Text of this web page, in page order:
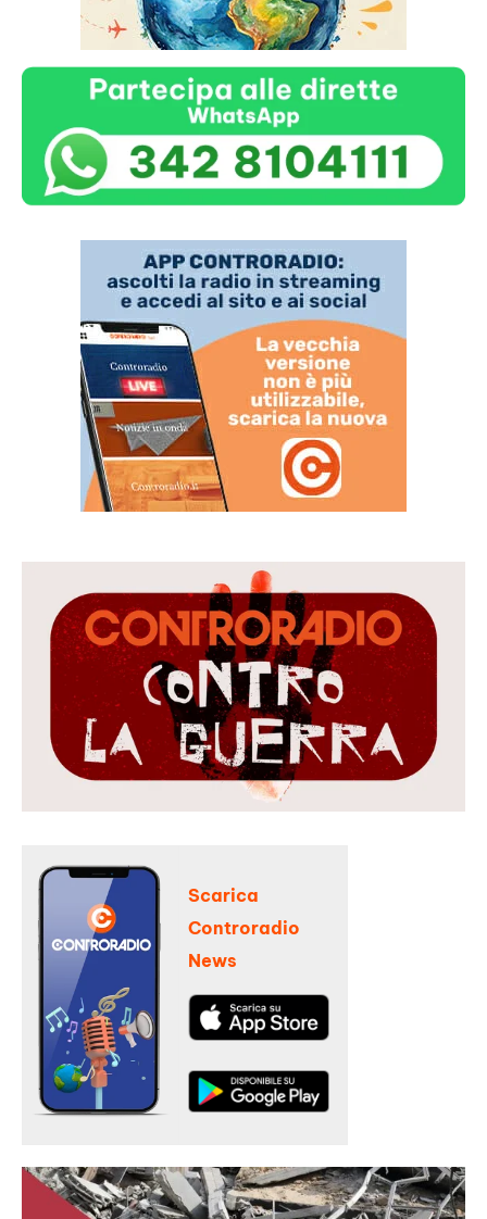
Scarica
Controradio
News